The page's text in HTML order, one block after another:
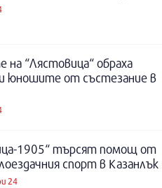
на “Лястовица“ обраха
юношите от състезание в
1905“ търсят помощ от
спорт в Казанлък
24